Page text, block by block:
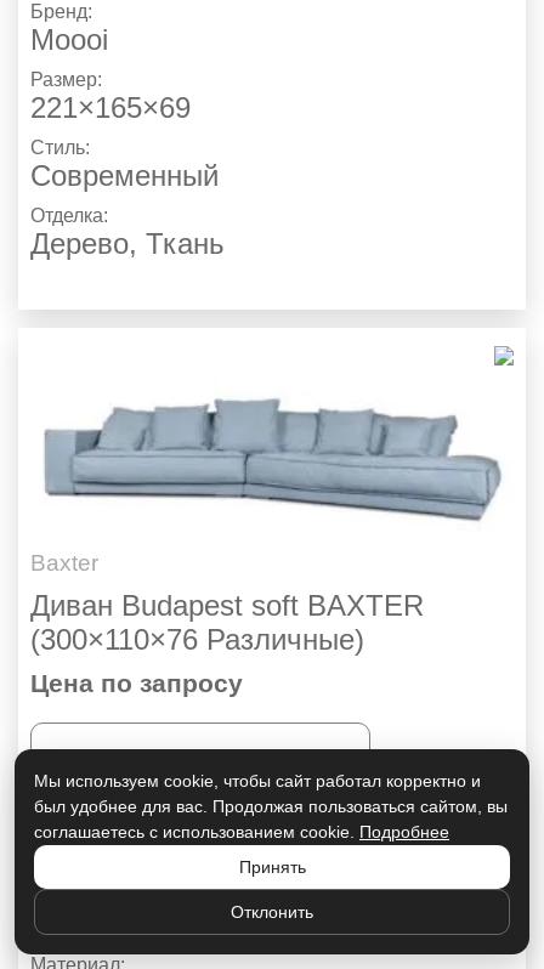
Бренд:
Moooi
Размер:
221×165×69
Стиль:
Современный
Отделка:
Дерево, Ткань
Baxter
Диван Budapest soft BAXTER
(300×110×76 Различные)
Цена по запросу
Страна:
Италия
Бренд:
Baxter
Мы используем cookie, чтобы сайт работал корректно и
был удобнее для вас. Продолжая пользоваться сайтом, вы
соглашаетесь с использованием cookie. Подробнее
Принять
Отклонить